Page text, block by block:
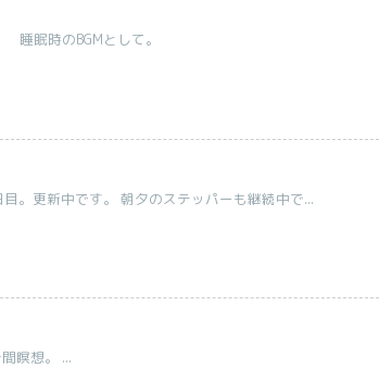
眠時のBGMとして。
。更新中です。 朝夕のステッパーも継続中で...
瞑想。 ...